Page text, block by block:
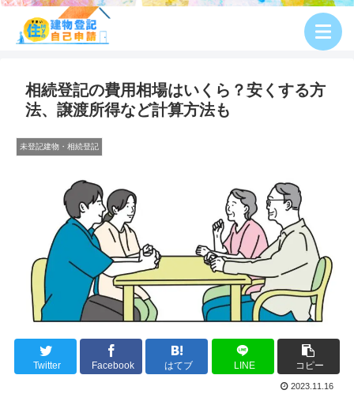
相続登記の費用相場はいくら？安くする方
法、譲渡所得など計算方法も
未登記建物・相続登記
Twitter Facebook はてブ LINE コピー
2023.11.16